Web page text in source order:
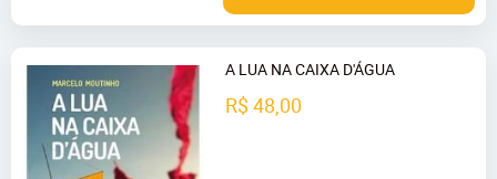
A LUA NA CAIXA D'ÁGUA
R$ 48,00